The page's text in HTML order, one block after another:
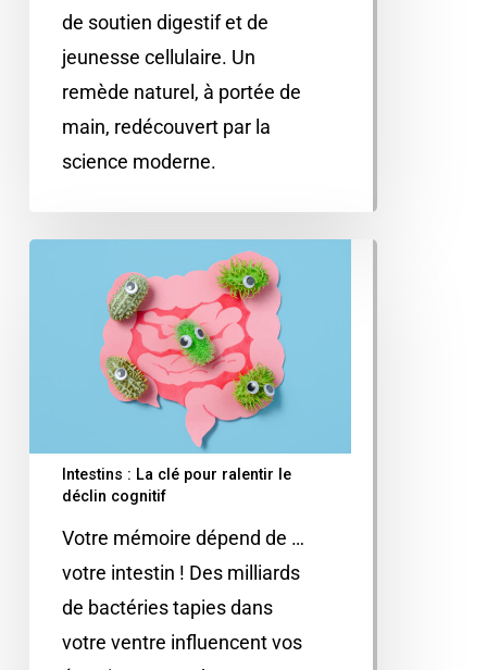
de soutien digestif et de
jeunesse cellulaire. Un
remède naturel, à portée de
main, redécouvert par la
science moderne.
Intestins : La clé pour ralentir le
déclin cognitif
Votre mémoire dépend de …
votre intestin ! Des milliards
de bactéries tapies dans
votre ventre influencent vos